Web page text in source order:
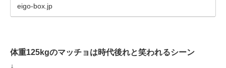
eigo-box.jp
体重125kgのマッチョは時代後れと笑われるシーン
↓